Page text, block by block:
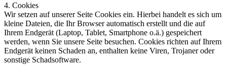
4. Cookies
Wir setzen auf unserer Seite Cookies ein. Hierbei handelt es sich um
kleine Dateien, die Ihr Browser automatisch erstellt und die auf
Ihrem Endgerät (Laptop, Tablet, Smartphone o.ä.) gespeichert
werden, wenn Sie unsere Seite besuchen. Cookies richten auf Ihrem
Endgerät keinen Schaden an, enthalten keine Viren, Trojaner oder
sonstige Schadsoftware.